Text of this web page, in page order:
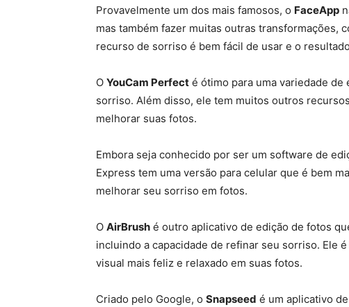
Provavelmente um dos mais famosos, o FaceApp
mas também fazer muitas outras transformações,
recurso de sorriso é bem fácil de usar e o
O YouCam Perfect é ótimo para uma variedade
sorriso. Além disso, ele tem muitos outros
melhorar suas fotos.
Embora seja conhecido por ser um software de
Express tem uma versão para celular que é bem
melhorar seu sorriso em fotos.
O AirBrush é outro aplicativo de edição de fotos
incluindo a capacidade de refinar seu sorriso. Ele
visual mais feliz e relaxado em suas fotos.
Criado pelo Google, o Snapseed é um aplicativo